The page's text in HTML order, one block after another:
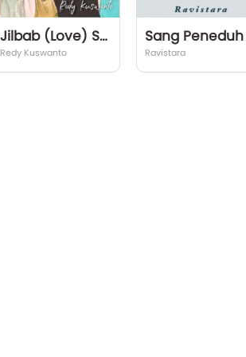
Jilbab (Love) Story 2
Redy Kuswanto Ravistara